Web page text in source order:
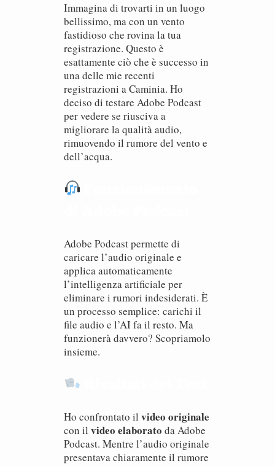
Immagina di trovarti in un luogo
bellissimo, ma con un vento
fastidioso che rovina la tua
registrazione. Questo è
esattamente ciò che è successo in
una delle mie recenti
registrazioni a Caminia. Ho
deciso di testare Adobe Podcast
per vedere se riusciva a
migliorare la qualità audio,
rimuovendo il rumore del vento e
dell’acqua.
Adobe Podcast permette di
caricare l’audio originale e
applica automaticamente
l’intelligenza artificiale per
eliminare i rumori indesiderati. È
un processo semplice: carichi il
file audio e l’AI fa il resto. Ma
funzionerà davvero? Scopriamolo
insieme.
Ho confrontato il video originale
con il video elaborato da Adobe
Podcast. Mentre l’audio originale
presentava chiaramente il rumore